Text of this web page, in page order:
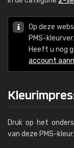
Op deze
PMS-
Heeft u nog
account
Druk op het
van deze PMS-kleur: